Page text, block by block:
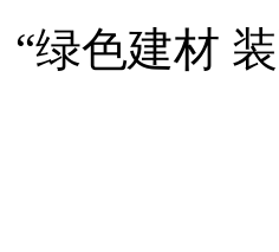
“绿色建材